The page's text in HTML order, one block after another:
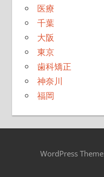
医療
千葉
大阪
東京
歯科矯正
神奈川
福岡
WordPress